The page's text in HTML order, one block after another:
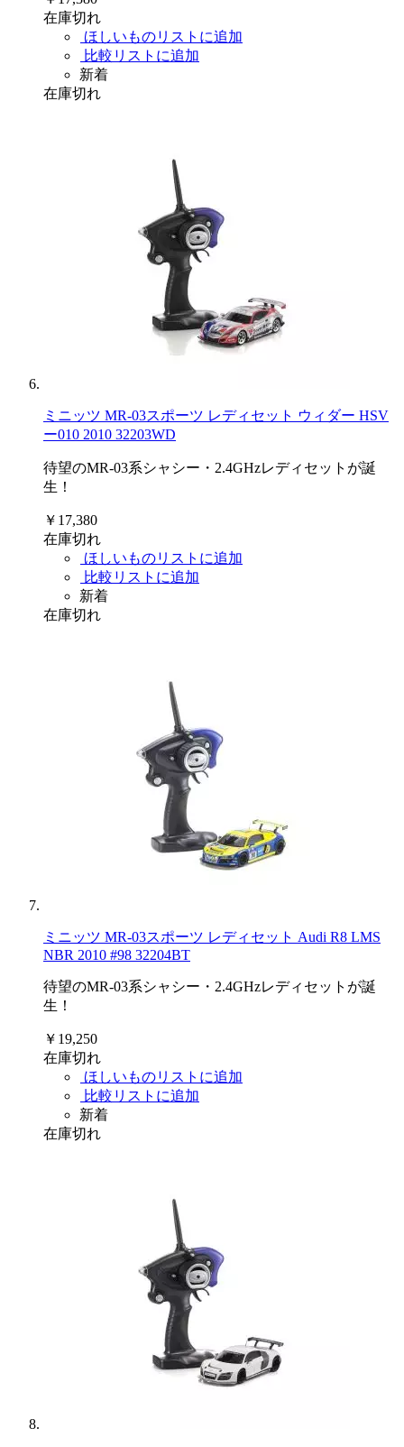
在庫切れ
ほしいものリストに追加
比較リストに追加
新着
在庫切れ
ミニッツ MR-03スポーツ レディセット ウィダー HSV
ー010 2010 32203WD
待望のMR-03系シャシー・2.4GHzレディセットが誕
生！
￥17,380
在庫切れ
ほしいものリストに追加
比較リストに追加
新着
在庫切れ
ミニッツ MR-03スポーツ レディセット Audi R8 LMS
NBR 2010 #98 32204BT
待望のMR-03系シャシー・2.4GHzレディセットが誕
生！
￥19,250
在庫切れ
ほしいものリストに追加
比較リストに追加
新着
在庫切れ